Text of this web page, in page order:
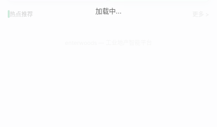
热点推荐 加载中...